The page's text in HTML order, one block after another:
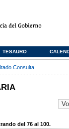
TESAURO
Consulta
del 76 al 100.